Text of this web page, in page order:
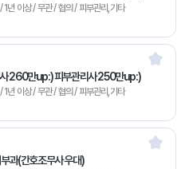
년 이상 / 무관 / 협의 / 피부관리,기타
사 260만up:) 피부관리사 250만up:)
년 이상 / 무관 / 협의 / 피부관리,기타
과(간호조무사 우대)